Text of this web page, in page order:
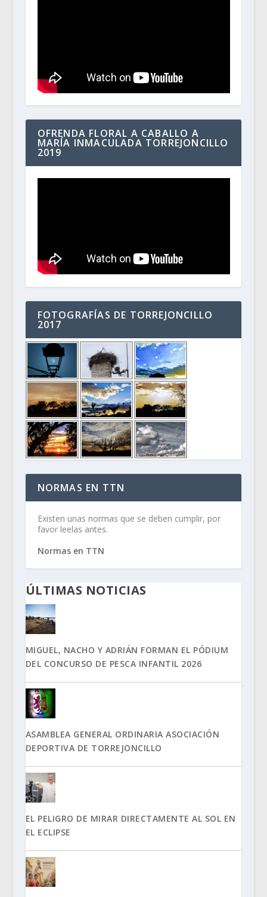
OFRENDA FLORAL A CABALLO A
MARÍA INMACULADA TORREJONCILLO
2019
FOTOGRAFÍAS DE TORREJONCILLO
2017
NORMAS EN TTN
Existen unas normas que se deben cumplir, por
favor leelas antes.
Normas en TTN
ÚLTIMAS NOTICIAS
MIGUEL, NACHO Y ADRIÁN FORMAN EL PÓDIUM
DEL CONCURSO DE PESCA INFANTIL 2026
ASAMBLEA GENERAL ORDINARIA ASOCIACIÓN
DEPORTIVA DE TORREJONCILLO
EL PELIGRO DE MIRAR DIRECTAMENTE AL SOL EN
EL ECLIPSE